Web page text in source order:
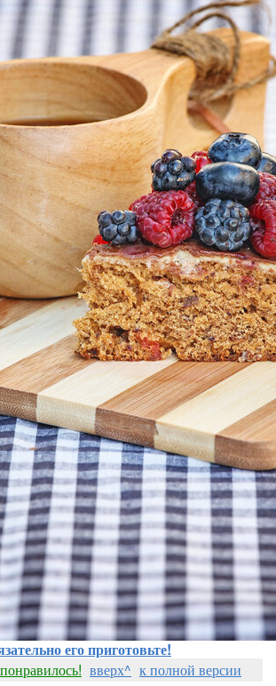
его приготовьте!
понравилось! вверх^ к полной версии